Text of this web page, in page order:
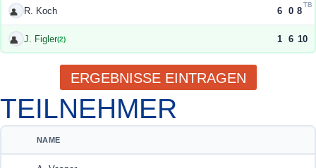
👤 R. Koch 6 0 8
TB
👤 J. Figler(2) 1 6 10
ERGEBNISSE EINTRAGEN
TEILNEHMER
NAME